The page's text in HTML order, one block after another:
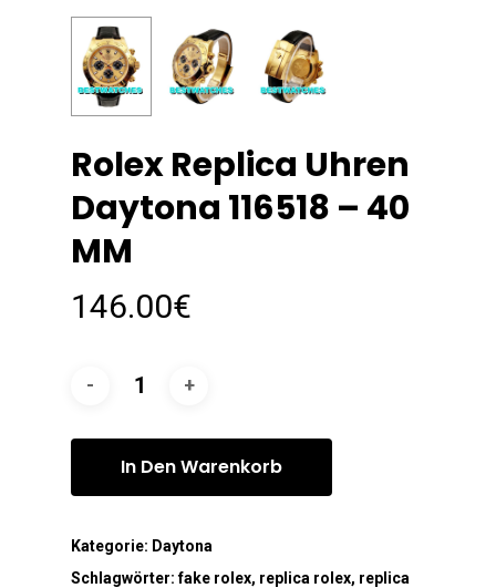
Rolex Replica Uhren
Daytona 116518 – 40
MM
146.00€
In Den Warenkorb
Kategorie: Daytona
Schlagwörter:fake rolex, replica rolex, replica